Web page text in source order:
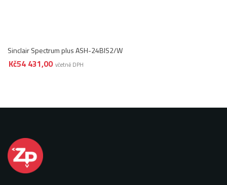
Sinclair Spectrum plus ASH-24BIS2/W
Kč54 431,00 včetně DPH